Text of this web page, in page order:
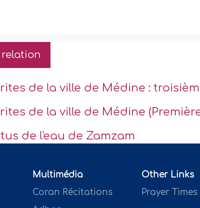
de la ville de Médine :
de la ville de Médine
de l'eau de Zamzam
Multimédia
Coran Récitations
Other Links
Prayer Times